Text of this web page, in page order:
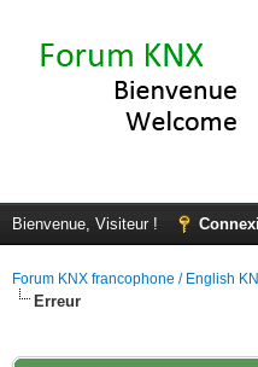
Bienvenue, Visiteur !
Forum KNX francophone / English
Erreur